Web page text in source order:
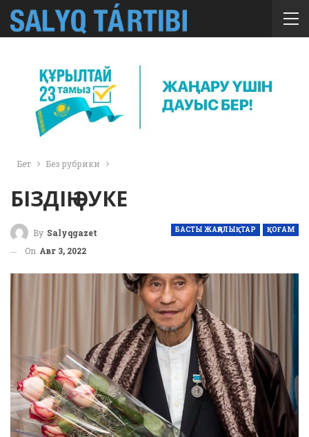
Бет Без рубрики
БІЗДІҢ ӘУКЕ
БАСТЫ ЖАҢАЛЫҚТАР ҚОҒАМ
By Salyqgazet
On Авг 3, 2022